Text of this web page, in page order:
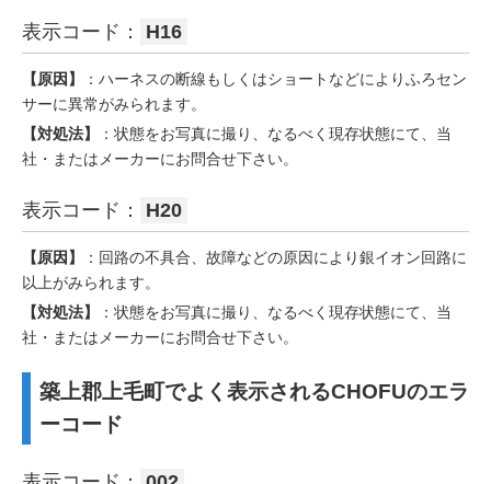
表示コード： H16
【原因】
：ハーネスの断線もしくはショートなどによりふろセン
サーに異常がみられます。
【対処法】
：状態をお写真に撮り、なるべく現存状態にて、当
社・またはメーカーにお問合せ下さい。
表示コード： H20
【原因】
：回路の不具合、故障などの原因により銀イオン回路に
以上がみられます。
【対処法】
：状態をお写真に撮り、なるべく現存状態にて、当
社・またはメーカーにお問合せ下さい。
築上郡上毛町でよく表示されるCHOFUのエラ
ーコード